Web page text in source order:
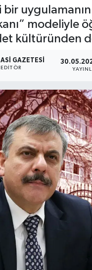
bir
modeliyle
kültüründen
ASI GAZETESI
EDITÖR